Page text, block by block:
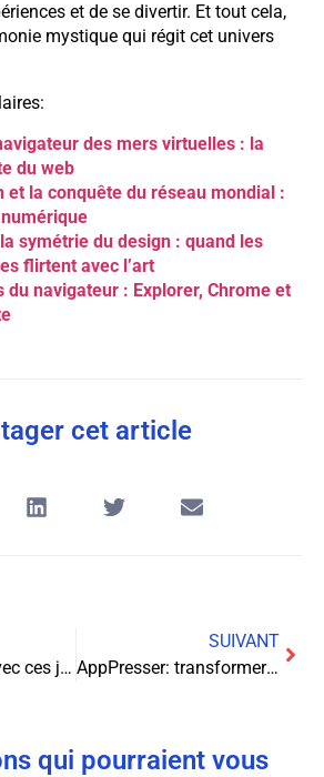
et de se divertir. Et tout cela,
mystique qui régit cet univers
des mers virtuelles : la
du web
et la conquête du réseau mondial :
symétrie du design : quand les
flirtent avec l’art
du navigateur : Explorer, Chrome et
cet article
Rires garantis avec ces jeux vidéo hilarants !
SUIVANT
AppPresser: transformer votre WordPress en App Mobile
qui pourraient vous